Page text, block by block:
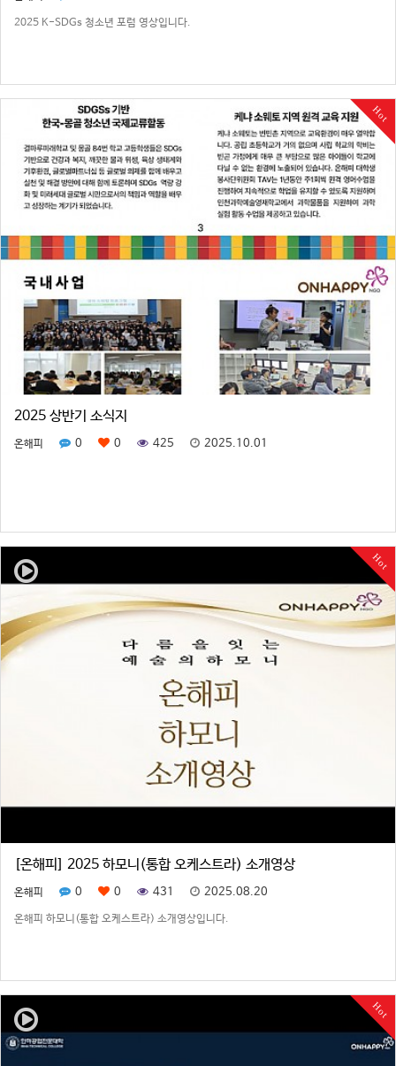
2025 K-SDGs 청소년 포럼 영상입니다.
Hot
2025 상반기 소식지
온해피 0 0 425 2025.10.01
Hot
[온해피] 2025 하모니(통합 오케스트라) 소개영상
온해피 0 0 431 2025.08.20
온해피 하모니(통합 오케스트라) 소개영상입니다.
Hot